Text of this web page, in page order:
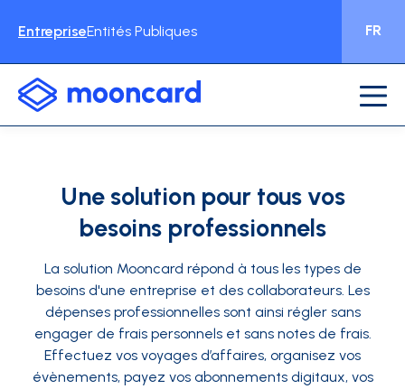
EntrepriseEntités Publiques FR
Une solution pour tous vos
besoins professionnels
La solution Mooncard répond à tous les types de
besoins d'une entreprise et des collaborateurs. Les
dépenses professionnelles sont ainsi régler sans
engager de frais personnels et sans notes de frais.
Effectuez vos voyages d’affaires, organisez vos
évènements, payez vos abonnements digitaux, vos